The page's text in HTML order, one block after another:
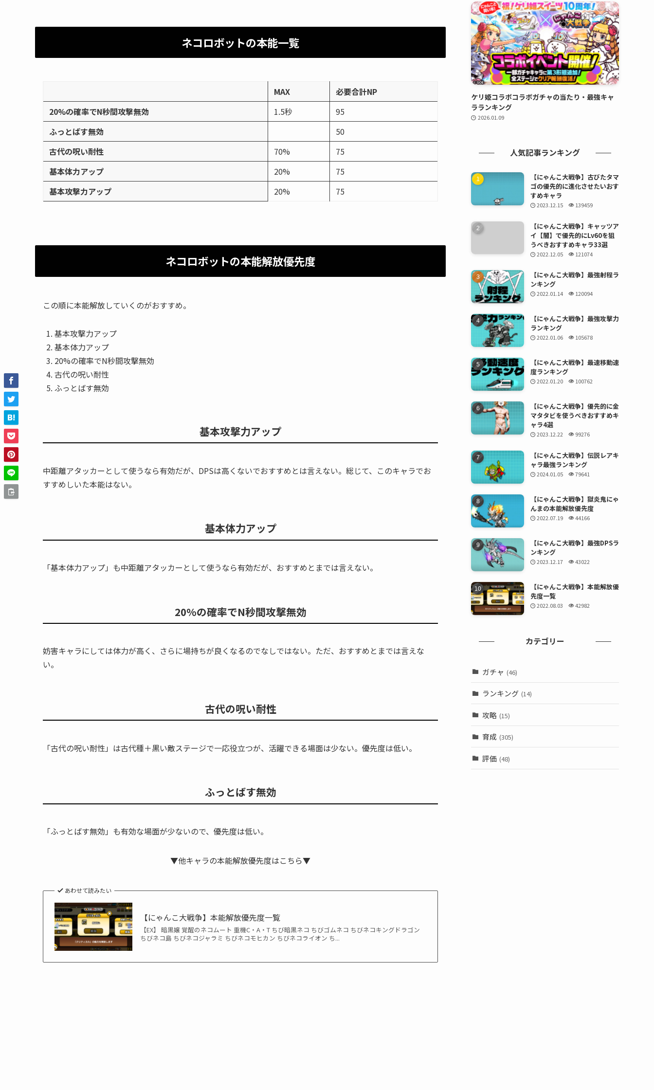
ネコロボットの本能一覧
MAX
必要合計NP
20%の確率でN秒間攻撃無効
1.5秒
95
ふっとばす無効
50
古代の呪い耐性
70%
75
基本体力アップ
20%
75
基本攻撃力アップ
20% 75
ネコロボットの本能解放優先度
この順に本能解放していくのがおすすめ。
基本攻撃力アップ
基本体力アップ
20%の確率でN秒間攻撃無効
古代の呪い耐性
ふっとばす無効
基本攻撃力アップ
中距離アタッカーとして使うなら有効だが、DPSは高くないでおすすめとは言えない。総じて、このキャラでお
すすめしいた本能はない。
基本体力アップ
「基本体力アップ」も中距離アタッカーとして使うなら有効だが、おすすめとまでは言えない。
20%の確率でN秒間攻撃無効
妨害キャラにしては体力が高く、さらに場持ちが良くなるのでなしではない。ただ、おすすめとまでは言えな
い。
古代の呪い耐性
「古代の呪い耐性」は古代種＋黒い敵ステージで一応役立つが、活躍できる場面は少ない。優先度は低い。
ふっとばす無効
「ふっとばす無効」も有効な場面が少ないので、優先度は低い。
▼他キャラの本能解放優先度はこちら▼
あわせて読みたい
【にゃんこ大戦争】本能解放優先度一覧
【EX】 暗黒嬢 覚醒のネコムート 重機C・A・T ちび暗黒ネコ ちびゴムネコ ちびネコキングドラゴン
ちびネコ島 ちびネコジャラミ ちびネコモヒカン ちびネコライオン ち...
ケリ姫コラボコラボガチャの当たり・最強キャ
ラランキング
2026.01.09
人気記事ランキング
【にゃんこ大戦争】古びたタマ
ゴの優先的に進化させたいおす
すめキャラ
2023.12.15 139459
【にゃんこ大戦争】キャッツア
イ【闇】で優先的にLv60を狙
うべきおすすめキャラ33選
2022.12.05 121074
【にゃんこ大戦争】最強射程ラ
ンキング
2022.01.14 120094
【にゃんこ大戦争】最強攻撃力
ランキング
2022.01.06 105678
【にゃんこ大戦争】最速移動速
度ランキング
2022.01.20 100762
【にゃんこ大戦争】優先的に金
マタタビを使うべきおすすめキ
ャラ4選
2023.12.22 99276
【にゃんこ大戦争】伝説レアキ
ャラ最強ランキング
2024.01.05 79641
【にゃんこ大戦争】獄炎鬼にゃ
んまの本能解放優先度
2022.07.19 44166
【にゃんこ大戦争】最強DPSラ
ンキング
2023.12.17 43022
【にゃんこ大戦争】本能解放優
先度一覧
2022.08.03 42982
カテゴリー
ガチャ (46)
ランキング (14)
攻略 (15)
育成 (305)
評価 (48)